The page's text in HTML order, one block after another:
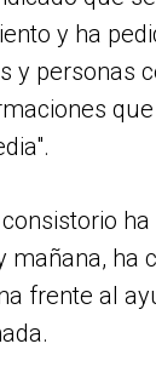
y ha
y personas
mañana, ha
frente al